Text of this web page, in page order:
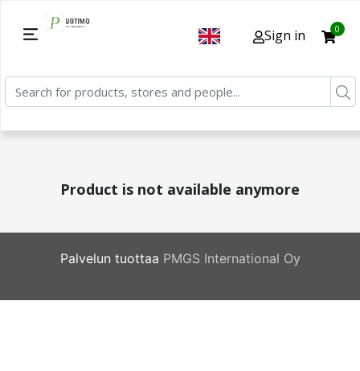
Sign in 0
Product is not available anymore
Palvelun tuottaa PMGS International Oy